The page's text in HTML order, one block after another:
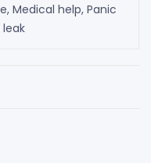
Medical help, Panic